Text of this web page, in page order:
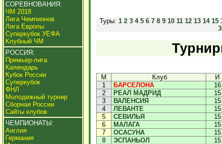
СОРЕВНОВАНИЯ:
ЧМ 2018
Лига Чемпионов
Лига Европы
Суперкубок УЕФА
Клубный ЧМ
РОССИЯ:
Премьер-лига
Календарь
Кубок России
Суперкубок
ФНЛ
Молодежный турнир
Сборная России
Сайты клубов
ЧЕМПИОНАТЫ:
Англия
Германия
Туры: 1 2 3 4 5 6 7 8 9 10 11 12 13 14 15
М Клуб
И
1
БАРСЕЛОНА
16
2
РЕАЛ МАДРИД
15
3
ВАЛЕНСИЯ
15
4
ЛЕВАНТЕ
15
5
СЕВИЛЬЯ
15
6
МАЛАГА
15
7
ОСАСУНА
15
8
ЭСПАНЬОЛ
15